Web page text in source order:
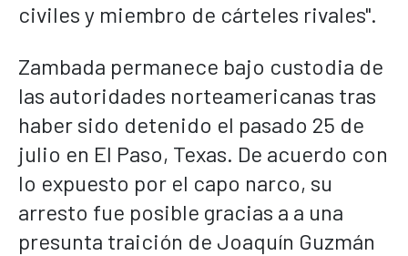
civiles y miembro de cárteles rivales".
Zambada permanece bajo custodia de
las autoridades norteamericanas tras
haber sido detenido el pasado 25 de
julio en El Paso, Texas. De acuerdo con
lo expuesto por el capo narco, su
arresto fue posible gracias a a una
presunta traición de Joaquín Guzmán